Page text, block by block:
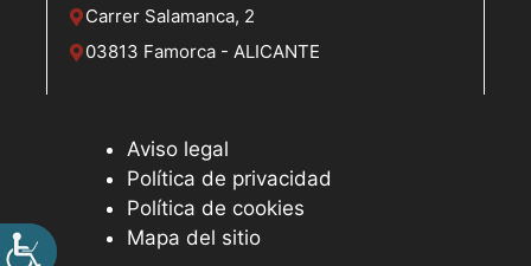
Carrer Salamanca, 2
03813 Famorca - ALICANTE
Aviso legal
Política de privacidad
Política de cookies
Mapa del sitio